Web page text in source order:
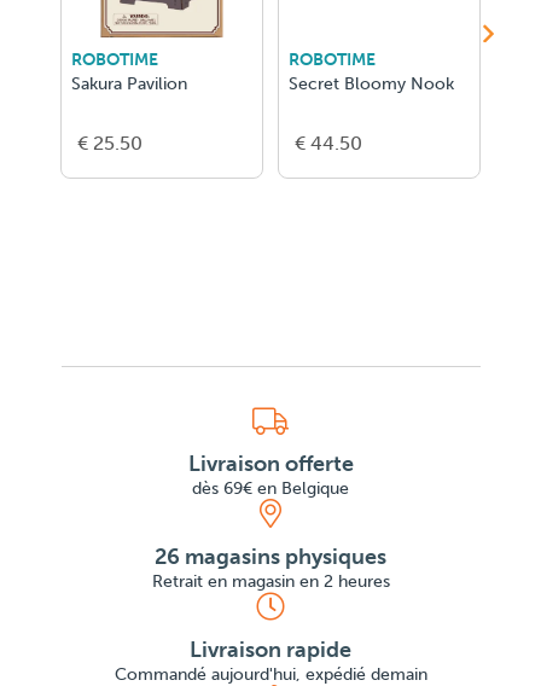
ROBOTIME
Sakura Pavilion
€ 25.50
ROBOTIME
Secret Bloomy Nook
€ 44.50
Livraison offerte
dès 69€ en Belgique
26 magasins physiques
Retrait en magasin en 2 heures
Livraison rapide
Commandé aujourd'hui, expédié demain